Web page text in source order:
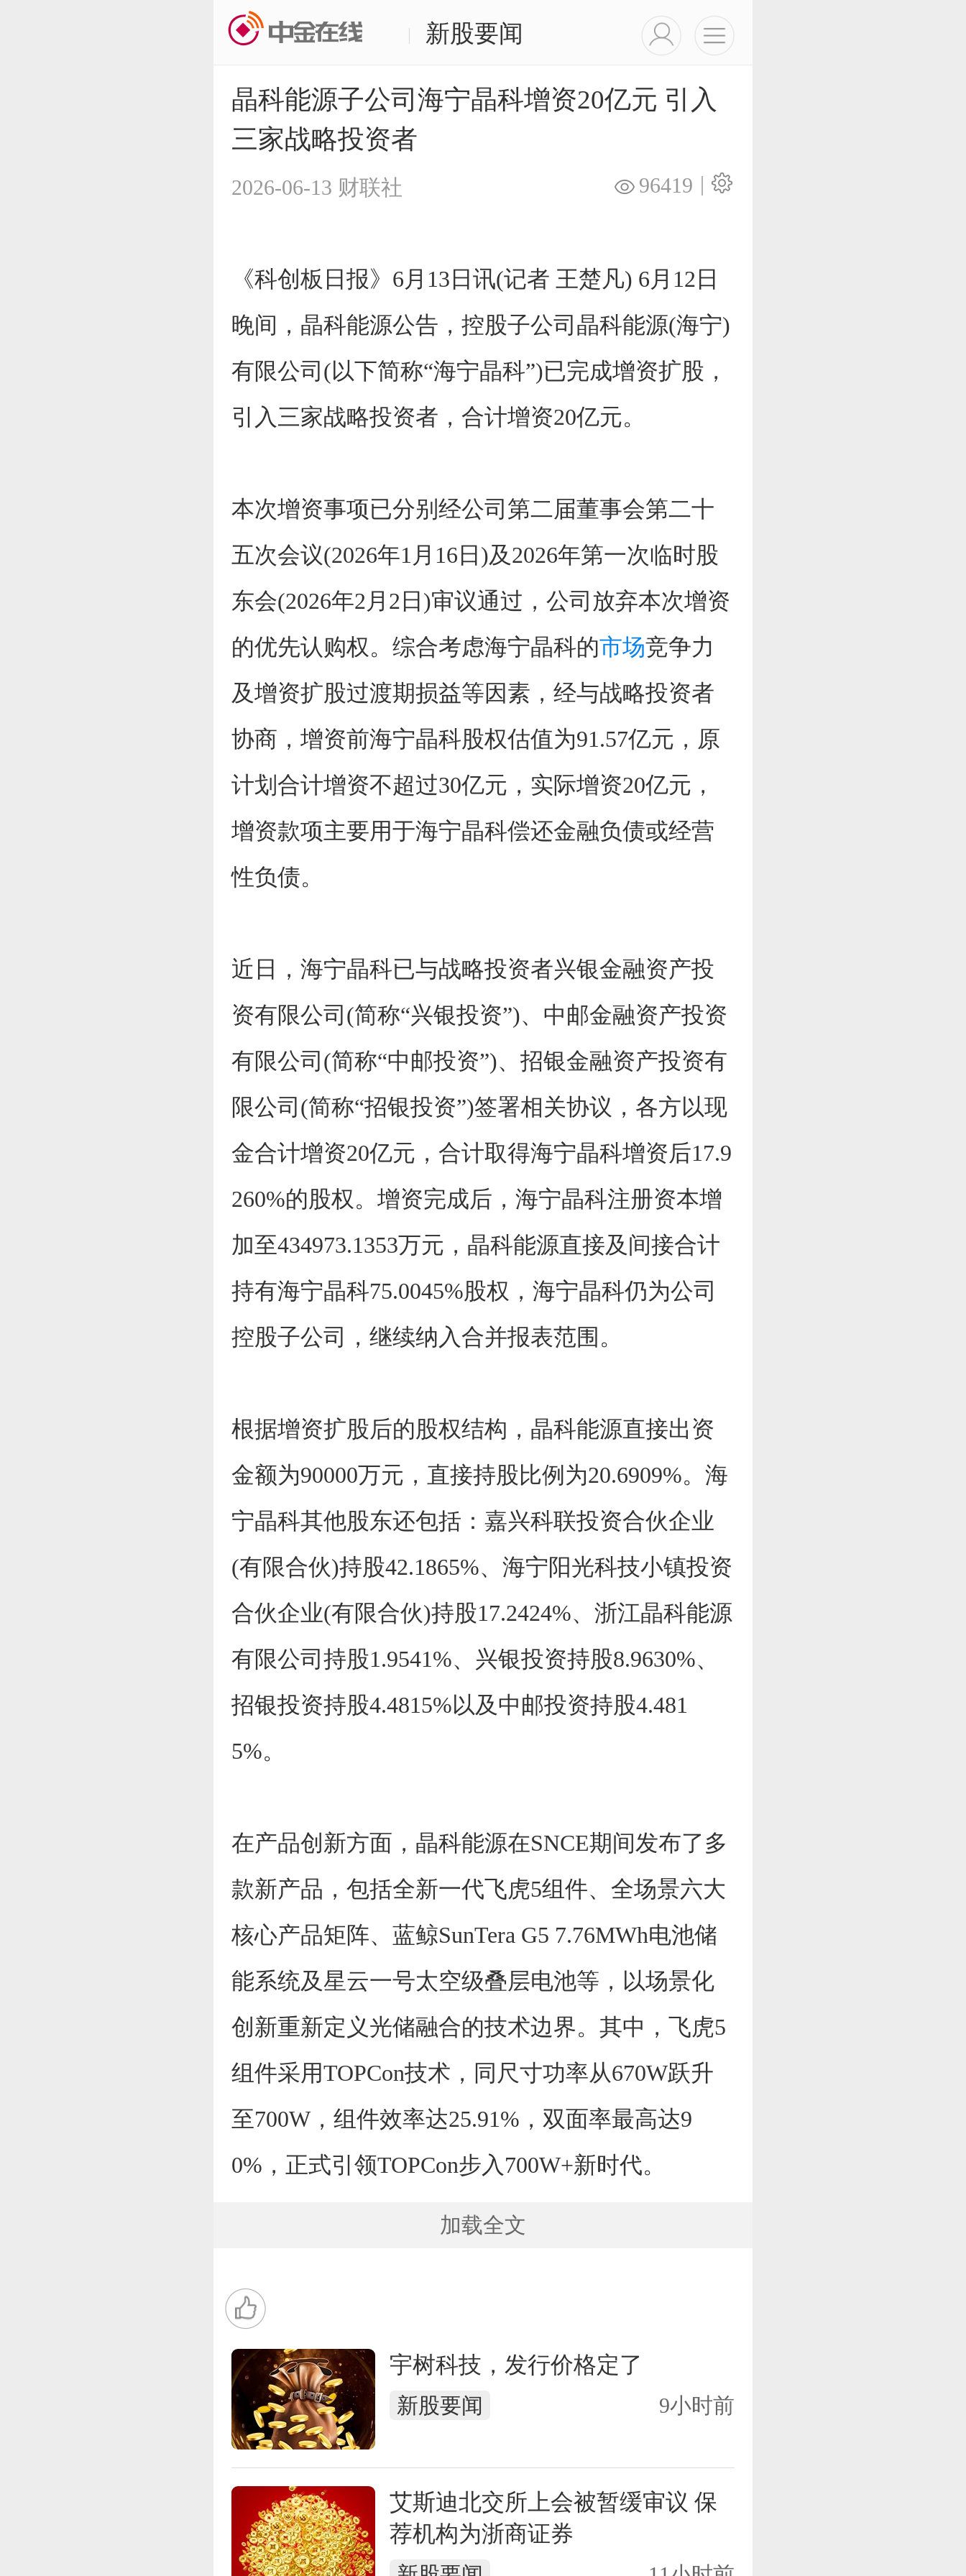
| 新股要闻
晶科能源子公司海宁晶科增资20亿元 引入
三家战略投资者
2026-06-13 财联社 |
96419
《科创板日报》6月13日讯(记者 王楚凡) 6月12日
晚间，晶科能源公告，控股子公司晶科能源(海宁)
有限公司(以下简称“海宁晶科”)已完成增资扩股，
引入三家战略投资者，合计增资20亿元。
本次增资事项已分别经公司第二届董事会第二十
五次会议(2026年1月16日)及2026年第一次临时股
东会(2026年2月2日)审议通过，公司放弃本次增资
的优先认购权。综合考虑海宁晶科的市场竞争力
及增资扩股过渡期损益等因素，经与战略投资者
协商，增资前海宁晶科股权估值为91.57亿元，原
计划合计增资不超过30亿元，实际增资20亿元，
增资款项主要用于海宁晶科偿还金融负债或经营
性负债。
近日，海宁晶科已与战略投资者兴银金融资产投
资有限公司(简称“兴银投资”)、中邮金融资产投资
有限公司(简称“中邮投资”)、招银金融资产投资有
限公司(简称“招银投资”)签署相关协议，各方以现
金合计增资20亿元，合计取得海宁晶科增资后17.9
260%的股权。增资完成后，海宁晶科注册资本增
加至434973.1353万元，晶科能源直接及间接合计
持有海宁晶科75.0045%股权，海宁晶科仍为公司
控股子公司，继续纳入合并报表范围。
根据增资扩股后的股权结构，晶科能源直接出资
金额为90000万元，直接持股比例为20.6909%。海
宁晶科其他股东还包括：嘉兴科联投资合伙企业
(有限合伙)持股42.1865%、海宁阳光科技小镇投资
合伙企业(有限合伙)持股17.2424%、浙江晶科能源
有限公司持股1.9541%、兴银投资持股8.9630%、
招银投资持股4.4815%以及中邮投资持股4.481
5%。
在产品创新方面，晶科能源在SNCE期间发布了多
款新产品，包括全新一代飞虎5组件、全场景六大
核心产品矩阵、蓝鲸SunTera G5 7.76MWh电池储
能系统及星云一号太空级叠层电池等，以场景化
创新重新定义光储融合的技术边界。其中，飞虎5
组件采用TOPCon技术，同尺寸功率从670W跃升
至700W，组件效率达25.91%，双面率最高达9
0%，正式引领TOPCon步入700W+新时代。
加载全文
宇树科技，发行价格定了
新股要闻 9小时前
艾斯迪北交所上会被暂缓审议 保
荐机构为浙商证券